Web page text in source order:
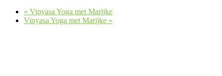
« Vinyasa Yoga met Marijke
Vinyasa Yoga met Marijke »